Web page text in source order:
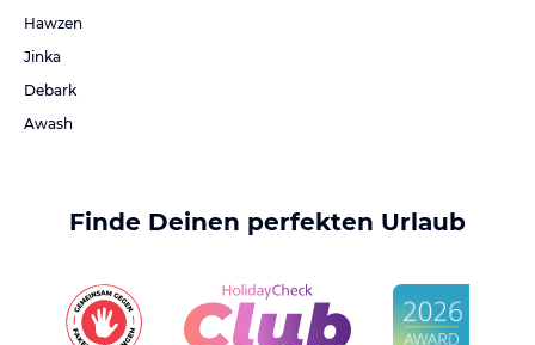
Hawzen
Jinka
Debark
Awash
Finde Deinen perfekten Urlaub